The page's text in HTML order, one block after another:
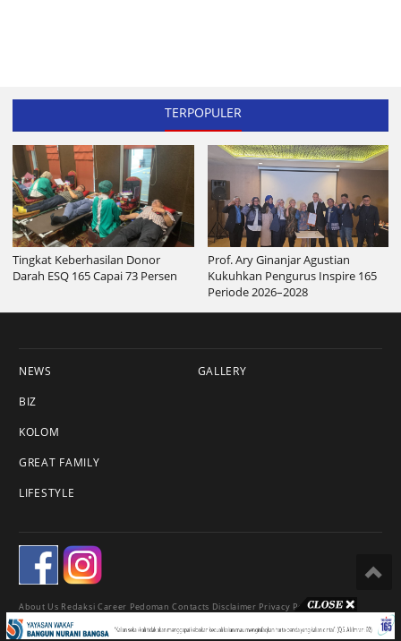
TERPOPULER
Tingkat Keberhasilan Donor
Darah ESQ 165 Capai 73 Persen
Prof. Ary Ginanjar Agustian
Kukuhkan Pengurus Inspire 165
Periode 2026–2028
NEWS
BIZ
KOLOM
GREAT FAMILY
LIFESTYLE
GALLERY
About Us Redaksi Career Pedoman Contacts Disclaimer Privacy Policy
© 2018 Esqnews.id - All Rights Reserved.